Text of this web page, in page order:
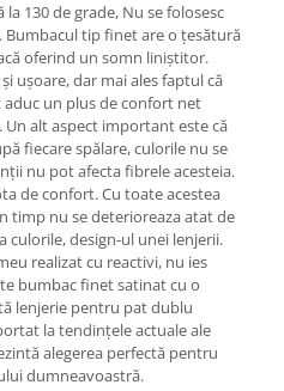
la 130 de grade, Nu se folosesc
Bumbacul tip finet are o țesătură
oferind un somn liniștitor.
ușoare, dar mai ales faptul că
un plus de confort net
alt aspect important este că
fiecare spălare, culorile nu se
nu pot afecta fibrele acesteia.
de confort. Cu toate acestea
timp nu se deterioreaza atat de
culorile, design-ul unei lenjerii.
realizat cu reactivi, nu ies
bumbac finet satinat cu o
lenjerie pentru pat dublu
la tendințele actuale ale
alegerea perfectă pentru
dumneavoastră.